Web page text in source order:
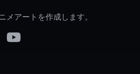
メアートを作成します。